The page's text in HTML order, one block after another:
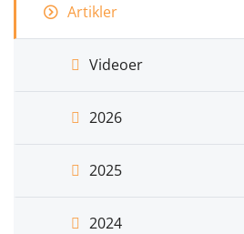
Artikler
Videoer
2026
2025
2024